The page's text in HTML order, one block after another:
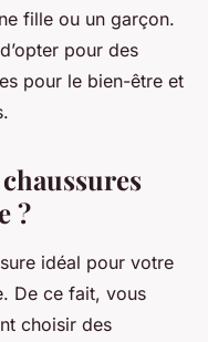
fille ou un garçon.
pour des
pour le bien-être et
?
idéal pour votre
De ce fait, vous
choisir des